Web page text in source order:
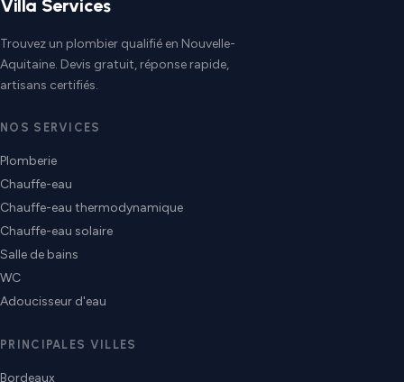
Villa Services
Trouvez un plombier qualifié en Nouvelle-
Aquitaine. Devis gratuit, réponse rapide,
artisans certifiés.
NOS SERVICES
Plomberie
Chauffe-eau
Chauffe-eau thermodynamique
Chauffe-eau solaire
Salle de bains
WC
Adoucisseur d'eau
PRINCIPALES VILLES
Bordeaux